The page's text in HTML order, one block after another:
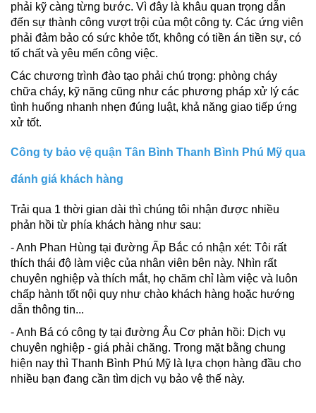
phải kỹ càng từng bước. Vì đây là khâu quan trọng dẫn
đến sự thành công vượt trội của một công ty. Các ứng viên
phải đảm bảo có sức khỏe tốt, không có tiền án tiền sự, có
tố chất và yêu mến công việc.
Các chương trình đào tạo phải chú trọng: phòng cháy
chữa cháy, kỹ năng cũng như các phương pháp xử lý các
tình huống nhanh nhẹn đúng luật, khả năng giao tiếp ứng
xử tốt.
Công ty bảo vệ quận Tân Bình Thanh Bình Phú Mỹ qua
đánh giá khách hàng
Trải qua 1 thời gian dài thì chúng tôi nhận được nhiều
phản hồi từ phía khách hàng như sau:
- Anh Phan Hùng tại đường Ấp Bắc có nhận xét: Tôi rất
thích thái độ làm việc của nhân viên bên này. Nhìn rất
chuyên nghiệp và thích mắt, họ chăm chỉ làm việc và luôn
chấp hành tốt nội quy như chào khách hàng hoặc hướng
dẫn thông tin...
- Anh Bá có công ty tại đường Âu Cơ phản hồi: Dịch vụ
chuyên nghiệp - giá phải chăng. Trong mặt bằng chung
hiện nay thì Thanh Bình Phú Mỹ là lựa chọn hàng đầu cho
nhiều bạn đang cần tìm dịch vụ bảo vệ thế này.